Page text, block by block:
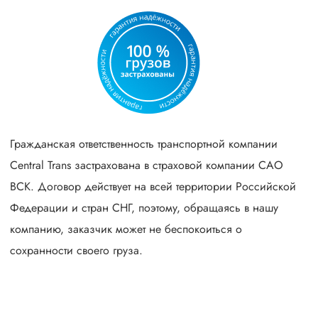
Гражданская ответственность транспортной компании
Central Trans застрахована в страховой компании САО
ВСК. Договор действует на всей территории Российской
Федерации и стран СНГ, поэтому, обращаясь в нашу
компанию, заказчик может не беспокоиться о
сохранности своего груза.